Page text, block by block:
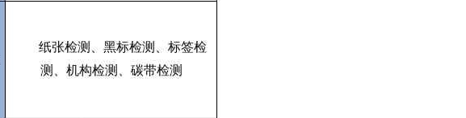
纸张检测、黑标检测、标签检
测、机构检测、碳带检测